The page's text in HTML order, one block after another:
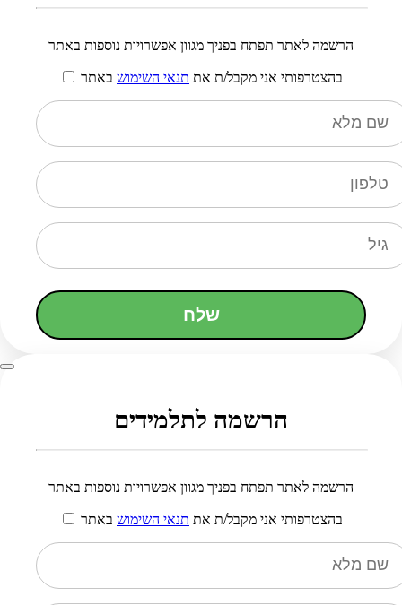
הרשמה לאתר תפתח בפניך מגוון אפשרויות נוספות באתר
בהצטרפותי אני מקבל/ת את תנאי השימוש באתר
שלח
הרשמה לתלמידים
הרשמה לאתר תפתח בפניך מגוון אפשרויות נוספות באתר
בהצטרפותי אני מקבל/ת את תנאי השימוש באתר